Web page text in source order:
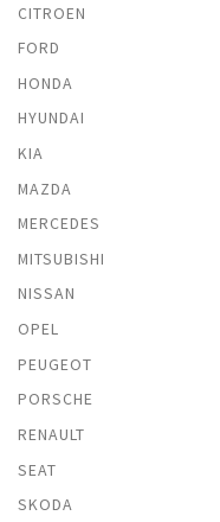
CITROEN
FORD
HONDA
HYUNDAI
KIA
MAZDA
MERCEDES
MITSUBISHI
NISSAN
OPEL
PEUGEOT
PORSCHE
RENAULT
SEAT
SKODA